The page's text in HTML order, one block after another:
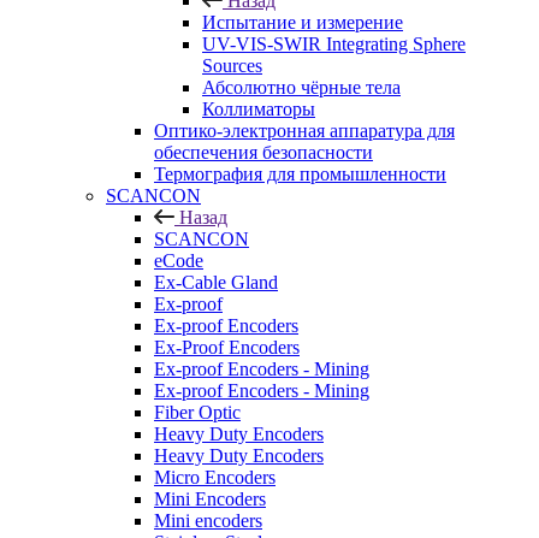
Испытание и измерение
UV-VIS-SWIR Integrating Sphere
Sources
Абсолютно чёрные тела
Коллиматоры
Оптико-электронная аппаратура для
обеспечения безопасности
Термография для промышленности
SCANCON
Назад
SCANCON
eCode
Ex-Cable Gland
Ex-proof
Ex-proof Encoders
Ex-Proof Encoders
Ex-proof Encoders - Mining
Ex-proof Encoders - Mining
Fiber Optic
Heavy Duty Encoders
Heavy Duty Encoders
Micro Encoders
Mini Encoders
Mini encoders